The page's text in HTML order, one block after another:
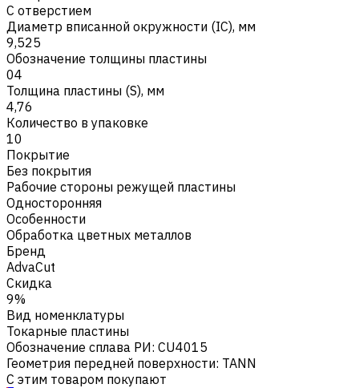
С отверстием
Диаметр вписанной окружности (IC), мм
9,525
Обозначение толщины пластины
04
Толщина пластины (S), мм
4,76
Количество в упаковке
10
Покрытие
Без покрытия
Рабочие стороны режущей пластины
Односторонняя
Особенности
Обработка цветных металлов
Бренд
AdvaCut
Скидка
9%
Вид номенклатуры
Токарные пластины
Обозначение сплава РИ: CU4015
Геометрия передней поверхности: TANN
С этим товаром покупают